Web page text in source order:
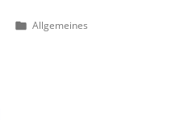
Veröffentlicht
Allgemeines